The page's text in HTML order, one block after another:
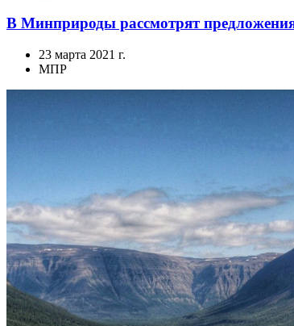
В Минприроды рассмотрят
23 марта 2021 г.
МПР